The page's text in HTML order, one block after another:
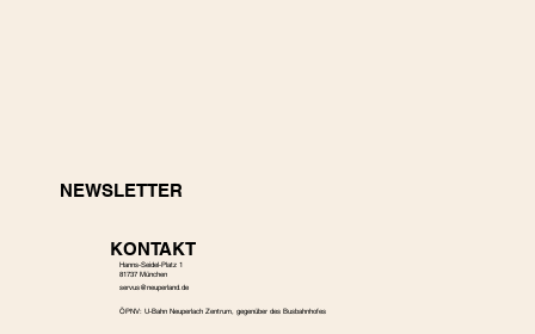
KONTAKT
Hanns-Seidel-Platz 1
81737 München
servus@neuperland.de
ÖPNV: U-Bahn Neuperlach Zentrum, gegenüber des Busbahnhofes
NEWSLETTER